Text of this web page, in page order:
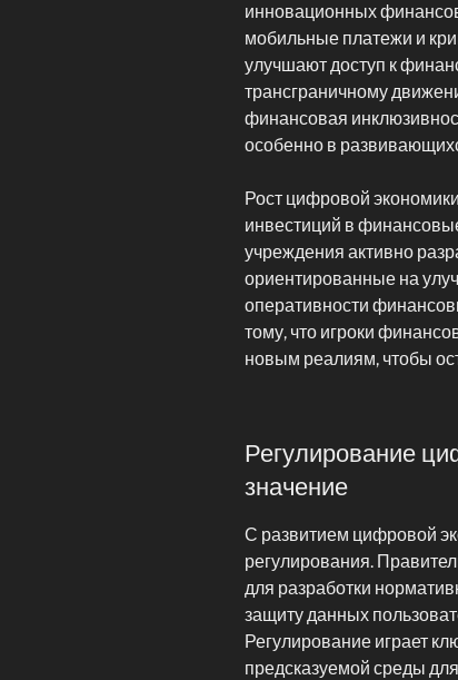
инновационных
мобильные платежи и
улучшают доступ к
трансграничному
финансовая
особенно в
Рост цифровой
инвестиций в
учреждения активно
ориентированные на
оперативности
тому, что игроки
новым реалиям, чтобы
Регулирование
значение
С развитием цифровой
регулирования.
для разработки
защиту данных
Регулирование играет
предсказуемой среды